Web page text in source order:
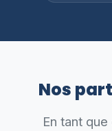
Nos
En tant que